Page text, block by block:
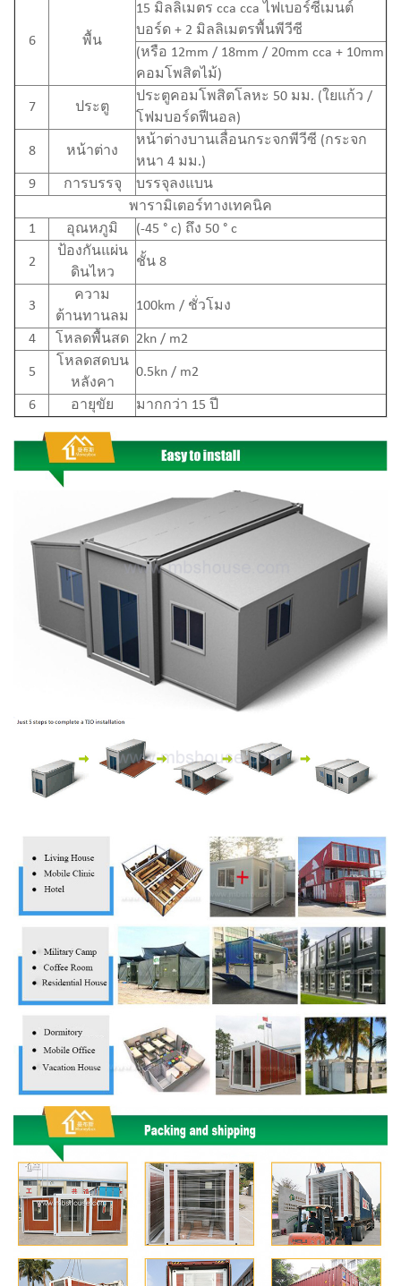
6 พื้น
15 มิลลิเมตร cca cca ไฟเบอร์ซีเมนต์
บอร์ด + 2 มิลลิเมตรพื้นพีวีซี
(หรือ 12mm / 18mm / 20mm cca + 10mm
คอมโพสิตไม้)
7 ประตู
ประตูคอมโพสิตโลหะ 50 มม. (ใยแก้ว /
โฟมบอร์ดฟีนอล)
8 หน้าต่าง
หน้าต่างบานเลื่อนกระจกพีวีซี (กระจก
หนา 4 มม.)
9
การบรรจุ
บรรจุลงแบน
พารามิเตอร์ทางเทคนิค
1
อุณหภูมิ (-45 ° c) ถึง 50 ° c
2
ป้องกันแผ่น
ดินไหว
ชั้น 8
3
ความ
ต้านทานลม
100km / ชั่วโมง
4 โหลดพื้นสด 2kn / m2
5
โหลดสดบน
หลังคา
0.5kn / m2
6 อายุขัย มากกว่า 15 ปี